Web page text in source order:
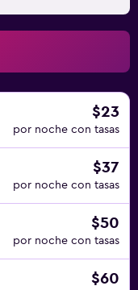
$23
por noche con tasas
$37
por noche con tasas
$50
por noche con tasas
$60